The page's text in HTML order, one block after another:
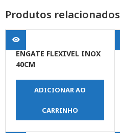
Produtos relacionados
ENGATE FLEXIVEL INOX
40CM
ADICIONAR AO
CARRINHO